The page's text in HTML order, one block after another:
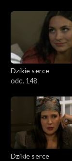
Dzikie serce
odc. 148
Dzikie serce